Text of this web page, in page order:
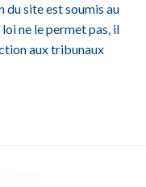
du site est soumis au
ne le permet pas, il
aux tribunaux